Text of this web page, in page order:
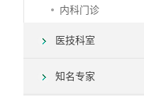
内科门诊
医技科室
知名专家